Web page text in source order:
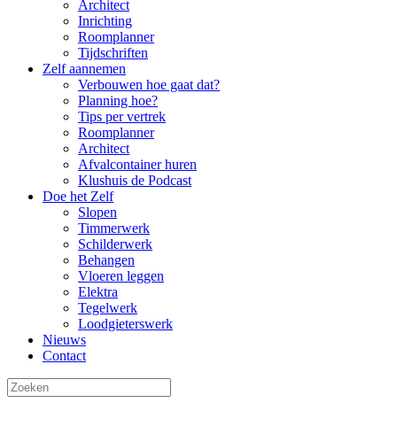
Architect
Inrichting
Roomplanner
Tijdschriften
Zelf aannemen
Verbouwen hoe gaat dat?
Planning hoe?
Tips per vertrek
Roomplanner
Architect
Afvalcontainer huren
Klushuis de Podcast
Doe het Zelf
Slopen
Timmerwerk
Schilderwerk
Behangen
Vloeren leggen
Elektra
Tegelwerk
Loodgieterswerk
Nieuws
Contact